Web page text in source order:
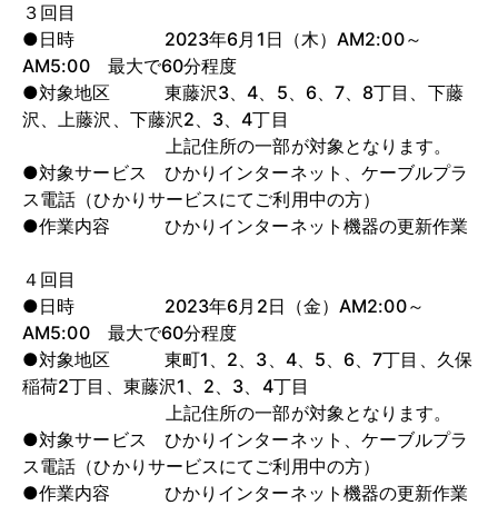
３回目
●日時 2023年6月1日（木）AM2:00～
AM5:00 最大で60分程度
●対象地区 東藤沢3、4、5、6、7、8丁目、下藤
沢、上藤沢、下藤沢2、3、4丁目
上記住所の一部が対象となります。
●対象サービス ひかりインターネット、ケーブルプラ
ス電話（ひかりサービスにてご利用中の方）
●作業内容 ひかりインターネット機器の更新作業
４回目
●日時 2023年6月2日（金）AM2:00～
AM5:00 最大で60分程度
●対象地区 東町1、2、3、4、5、6、7丁目、久保
稲荷2丁目、東藤沢1、2、3、4丁目
上記住所の一部が対象となります。
●対象サービス ひかりインターネット、ケーブルプラ
ス電話（ひかりサービスにてご利用中の方）
●作業内容 ひかりインターネット機器の更新作業